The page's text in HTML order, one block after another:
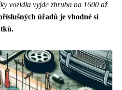
vozidla vyjde zhruba na 1600 až
úřadů je vhodné si